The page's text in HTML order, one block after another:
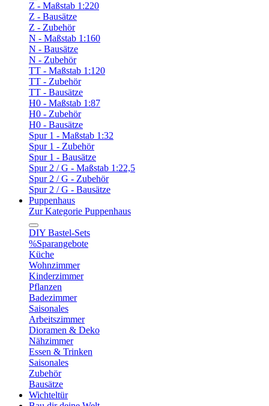
Z - Maßstab 1:220
Z - Bausätze
Z - Zubehör
N - Maßstab 1:160
N - Bausätze
N - Zubehör
TT - Maßstab 1:120
TT - Zubehör
TT - Bausätze
H0 - Maßstab 1:87
H0 - Zubehör
H0 - Bausätze
Spur 1 - Maßstab 1:32
Spur 1 - Zubehör
Spur 1 - Bausätze
Spur 2 / G - Maßstab 1:22,5
Spur 2 / G - Zubehör
Spur 2 / G - Bausätze
Puppenhaus
Zur Kategorie Puppenhaus
DIY Bastel-Sets
%Sparangebote
Küche
Wohnzimmer
Kinderzimmer
Pflanzen
Badezimmer
Saisonales
Arbeitszimmer
Dioramen & Deko
Nähzimmer
Essen & Trinken
Saisonales
Zubehör
Bausätze
Wichteltür